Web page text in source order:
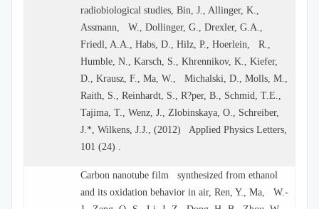
radiobiological studies, Bin, J., Allinger, K.,
Assmann, W., Dollinger, G., Drexler, G.A.,
Friedl, A.A., Habs, D., Hilz, P., Hoerlein, R.,
Humble, N., Karsch, S., Khrennikov, K., Kiefer,
D., Krausz, F., Ma, W., Michalski, D., Molls, M.,
Raith, S., Reinhardt, S., R?per, B., Schmid, T.E.,
Tajima, T., Wenz, J., Zlobinskaya, O., Schreiber,
J.*, Wilkens, J.J., (2012) Applied Physics Letters,
101 (24) .
Carbon nanotube film synthesized from ethanol
and its oxidation behavior in air, Ren, Y., Ma, W.-